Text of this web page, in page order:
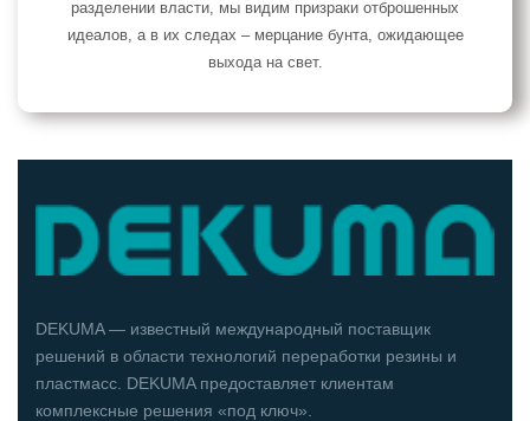
разделении власти, мы видим призраки отброшенных
идеалов, а в их следах – мерцание бунта, ожидающее
выхода на свет.
DEKUMA — известный международный поставщик
решений в области технологий переработки резины и
пластмасс. DEKUMA предоставляет клиентам
комплексные решения «под ключ».